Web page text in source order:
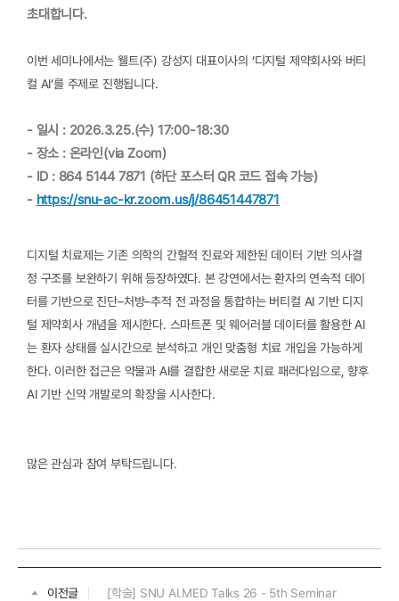
초대합니다.
이번 세미나에서는 웰트(주) 강성지 대표이사의 ‘디지털 제약회사와 버티
컬 AI’를 주제로 진행됩니다.
- 일시 : 2026.3.25.(수) 17:00-18:30
- 장소 : 온라인(via Zoom)
- ID : 864 5144 7871 (하단 포스터 QR 코드 접속 가능)
- https://snu-ac-kr.zoom.us/j/86451447871
디지털 치료제는 기존 의학의 간헐적 진료와 제한된 데이터 기반 의사결
정 구조를 보완하기 위해 등장하였다. 본 강연에서는 환자의 연속적 데이
터를 기반으로 진단–처방–추적 전 과정을 통합하는 버티컬 AI 기반 디지
털 제약회사 개념을 제시한다. 스마트폰 및 웨어러블 데이터를 활용한 AI
는 환자 상태를 실시간으로 분석하고 개인 맞춤형 치료 개입을 가능하게
한다. 이러한 접근은 약물과 AI를 결합한 새로운 치료 패러다임으로, 향후
AI 기반 신약 개발로의 확장을 시사한다.
많은 관심과 참여 부탁드립니다.
이전글 [학술] SNU AI.MED Talks 26 - 5th Seminar